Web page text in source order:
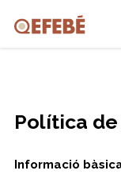
Política
Informació